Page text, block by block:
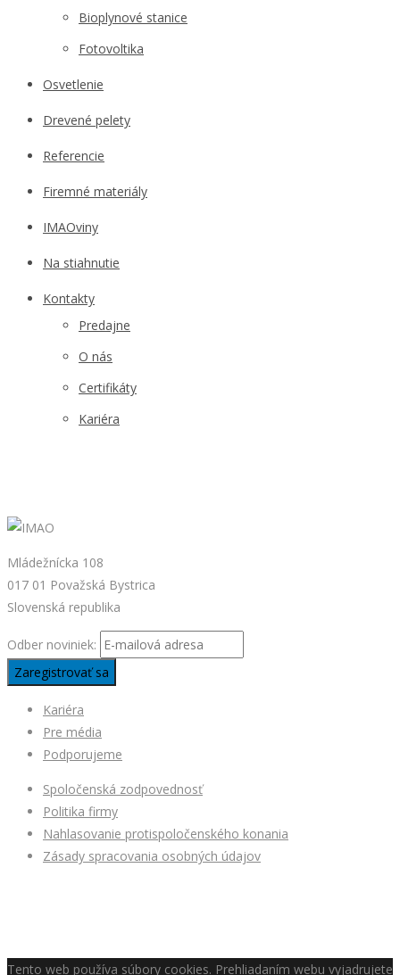
Bioplynové stanice
Fotovoltika
Osvetlenie
Drevené pelety
Referencie
Firemné materiály
IMAOviny
Na stiahnutie
Kontakty
Predajne
O nás
Certifikáty
Kariéra
Mládežnícka 108
017 01 Považská Bystrica
Slovenská republika
Odber noviniek:
Kariéra
Pre média
Podporujeme
Spoločenská zodpovednosť
Politika firmy
Nahlasovanie protispoločenského konania
Zásady spracovania osobných údajov
Tento web používa súbory cookies. Prehliadaním webu vyjadrujete